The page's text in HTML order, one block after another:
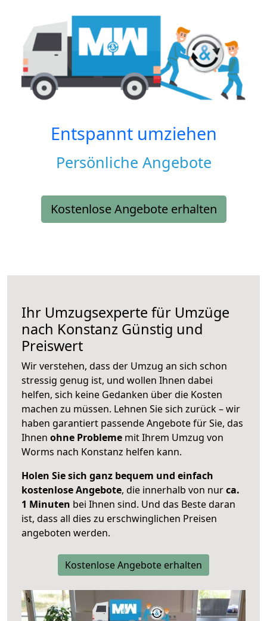
Entspannt umziehen
Persönliche Angebote
Kostenlose Angebote erhalten
Ihr Umzugsexperte für Umzüge
nach Konstanz Günstig und
Preiswert
Wir verstehen, dass der Umzug an sich schon
stressig genug ist, und wollen Ihnen dabei
helfen, sich keine Gedanken über die Kosten
machen zu müssen. Lehnen Sie sich zurück – wir
haben garantiert passende Angebote für Sie, das
Ihnen ohne Probleme mit Ihrem Umzug von
Worms nach Konstanz helfen kann.
Holen Sie sich ganz bequem und einfach
kostenlose Angebote, die innerhalb von nurca.
1 Minuten bei Ihnen sind. Und das Beste daran
ist, dass all dies zu erschwinglichen Preisen
angeboten werden.
Kostenlose Angebote erhalten